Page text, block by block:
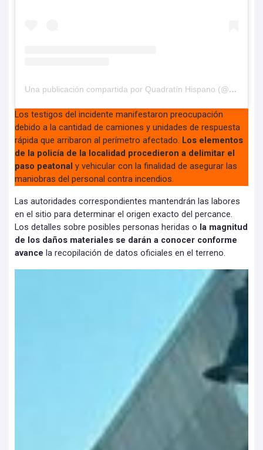
Una publicación compartida por Quadratín Hispano (@hispanoq)
Los testigos del incidente manifestaron preocupación
debido a la cantidad de camiones y unidades de respuesta
rápida que arribaron al perímetro afectado. Los elementos
de la policía de la localidad procedieron a delimitar el
paso peatonal y vehicular con la finalidad de asegurar las
maniobras del personal contra incendios.
Las autoridades correspondientes mantendrán las labores
en el sitio para determinar el origen exacto del percance.
Los detalles sobre posibles personas heridas o la magnitud
de los daños materiales se darán a conocer conforme
avance la recopilación de datos oficiales en el terreno.